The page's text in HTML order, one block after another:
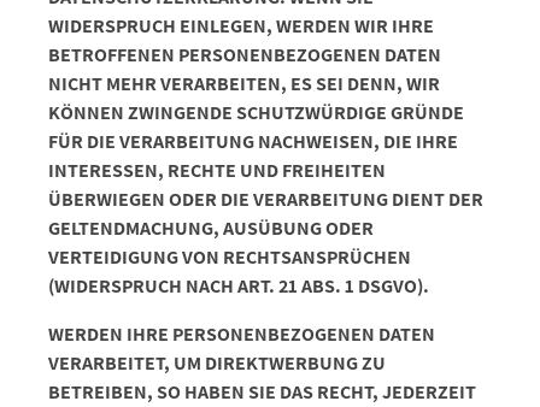
WIDERSPRUCH EINLEGEN, WERDEN WIR IHRE
BETROFFENEN PERSONENBEZOGENEN DATEN
NICHT MEHR VERARBEITEN, ES SEI DENN, WIR
KÖNNEN ZWINGENDE SCHUTZWÜRDIGE GRÜNDE
FÜR DIE VERARBEITUNG NACHWEISEN, DIE IHRE
INTERESSEN, RECHTE UND FREIHEITEN
ÜBERWIEGEN ODER DIE VERARBEITUNG DIENT DER
GELTENDMACHUNG, AUSÜBUNG ODER
VERTEIDIGUNG VON RECHTSANSPRÜCHEN
(WIDERSPRUCH NACH ART. 21 ABS. 1 DSGVO).
WERDEN IHRE PERSONENBEZOGENEN DATEN
VERARBEITET, UM DIREKTWERBUNG ZU
BETREIBEN, SO HABEN SIE DAS RECHT, JEDERZEIT